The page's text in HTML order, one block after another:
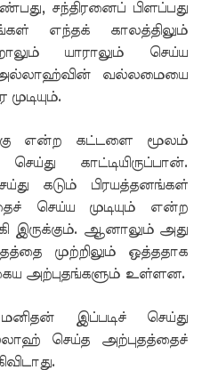
சந்திரனைப் பிளப்பது
எந்தக் காலத்திலும்
யாராலும் செய்ய
அல்லாஹ்வின் வல்லமையை
என்ற கட்டளை மூலம்
காட்டியிருப்பான்.
கடும் பிரயத்தனங்கள்
செய்ய முடியும் என்ற
இருக்கும். ஆனாலும் அது
முற்றிலும் ஒத்ததாக
அற்புதங்களும் உள்ளன.
இப்படிச் செய்து
செய்த அற்புதத்தைச்